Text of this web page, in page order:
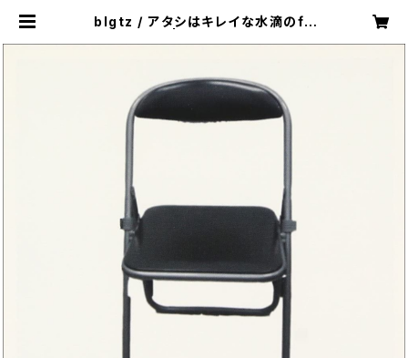
blgtz / アタシはキレイな水滴のfil